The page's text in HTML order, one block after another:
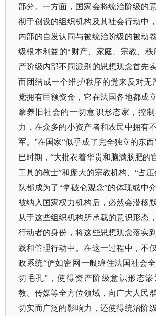
部分。一方面，国家会将统治阶级的
彻于创设的组织机构及其社会行动中
内部的自发认同与被统治阶级的被动
级根本利益的“财产、家庭、宗教、秩
产阶级内部不同派别的思想观念首先
而团结成一个维护秩序的党来反对无
党拥有巨额资金，它在法国各地都成
豢养旧社会的一切意识形态家，控
力，在众多的小资产者和农民中拥有
军。”在国家“似乎成了完全独立的东
巴时期，“大批衣着华贵和脑满肠肥的
工具的教士”和庞大的宗教机构、“占
队都成为了“拿破仑观念”的体现或中
被纳入国家权力机构后，必然会潜移
从于这些组织机构所承载的意识形态
行动者的身份，将这些思想观念落实
践和管理行动中。在这一过程中，不
政系统“俨如密网一般缠住法国社会
切毛孔”，使得资产阶级意识形态
教、传媒等全方位领域，向广大人民
切实而广泛的影响力，还使得统治阶